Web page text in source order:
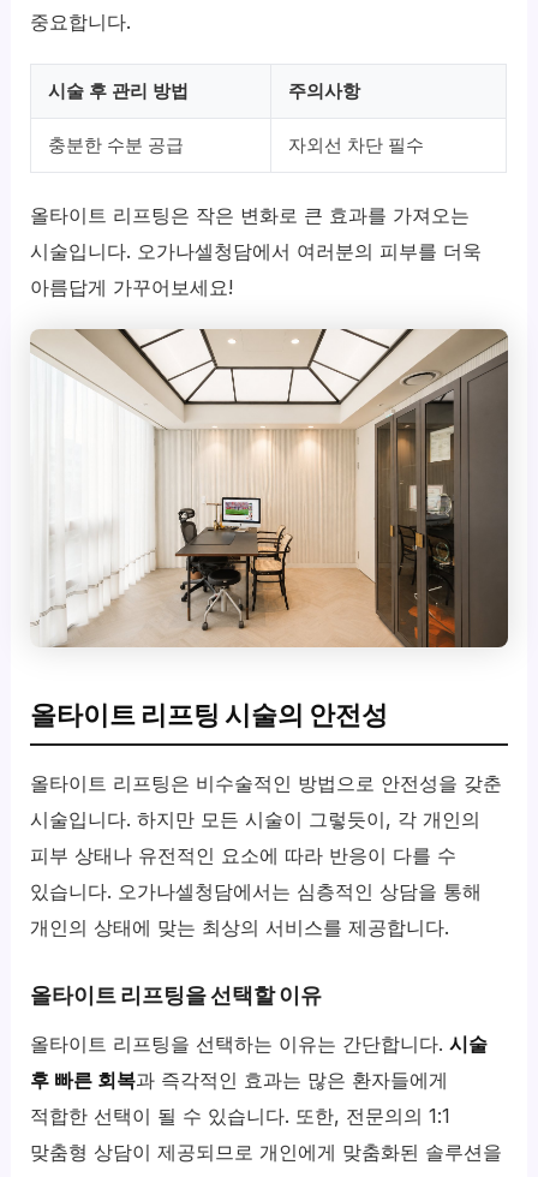
중요합니다.
시술 후 관리 방법 주의사항
충분한 수분 공급 자외선 차단 필수
올타이트 리프팅은 작은 변화로 큰 효과를 가져오는
시술입니다. 오가나셀청담에서 여러분의 피부를 더욱
아름답게 가꾸어보세요!
올타이트 리프팅 시술의 안전성
올타이트 리프팅은 비수술적인 방법으로 안전성을 갖춘
시술입니다. 하지만 모든 시술이 그렇듯이, 각 개인의
피부 상태나 유전적인 요소에 따라 반응이 다를 수
있습니다. 오가나셀청담에서는 심층적인 상담을 통해
개인의 상태에 맞는 최상의 서비스를 제공합니다.
올타이트 리프팅을 선택할 이유
올타이트 리프팅을 선택하는 이유는 간단합니다.시술
후 빠른 회복과 즉각적인 효과는 많은 환자들에게
적합한 선택이 될 수 있습니다. 또한, 전문의의 1:1
맞춤형 상담이 제공되므로 개인에게 맞춤화된 솔루션을